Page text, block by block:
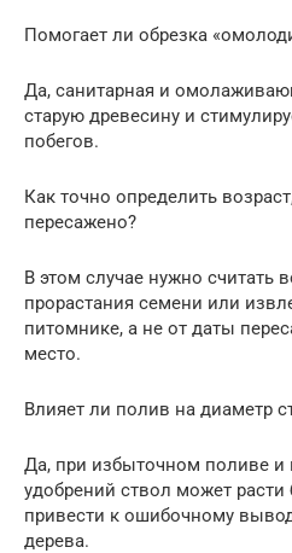
Помогает ли обрезка
Да, санитарная и
старую древесину и
побегов.
Как точно определить
пересажено?
В этом случае нужно считать
прорастания семени или
питомнике, а не от даты
место.
Влияет ли полив на диаметр
Да, при избыточном поливе и
удобрений ствол может
привести к ошибочному
дерева.